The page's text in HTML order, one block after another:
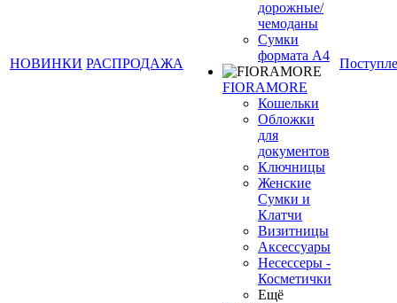
НОВИНКИ РАСПРОДАЖА
дорожные/
чемоданы
Сумки
формата А4
FIORAMORE
Кошельки
Обложки
для
документов
Ключницы
Женские
Сумки и
Клатчи
Визитницы
Аксессуары
Несессеры -
Косметички
Ещё